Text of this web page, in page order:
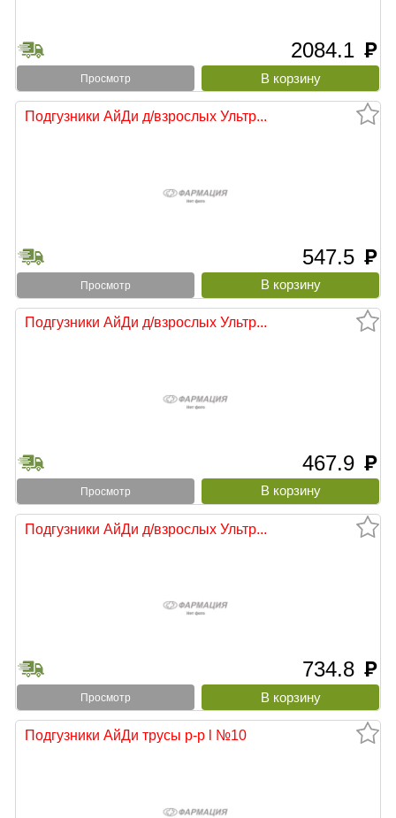
2084.1 руб
Просмотр
Подгузники АйДи д/взрослых Ультр...
547.5 руб
Просмотр
Подгузники АйДи д/взрослых Ультр...
467.9 руб
Просмотр
Подгузники АйДи д/взрослых Ультр...
734.8 руб
Просмотр
Подгузники АйДи трусы р-р l №10